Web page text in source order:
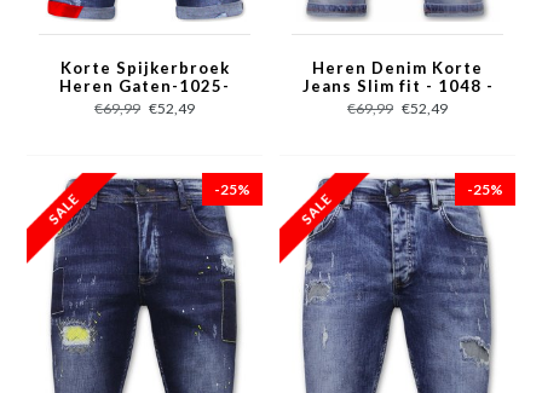
Korte Spijkerbroek
Heren Gaten-1025-
SH- Blauw
€69,99 €52,49
Heren Denim Korte
Jeans Slim fit - 1048 -
Blauw
€69,99 €52,49
-25% -25%